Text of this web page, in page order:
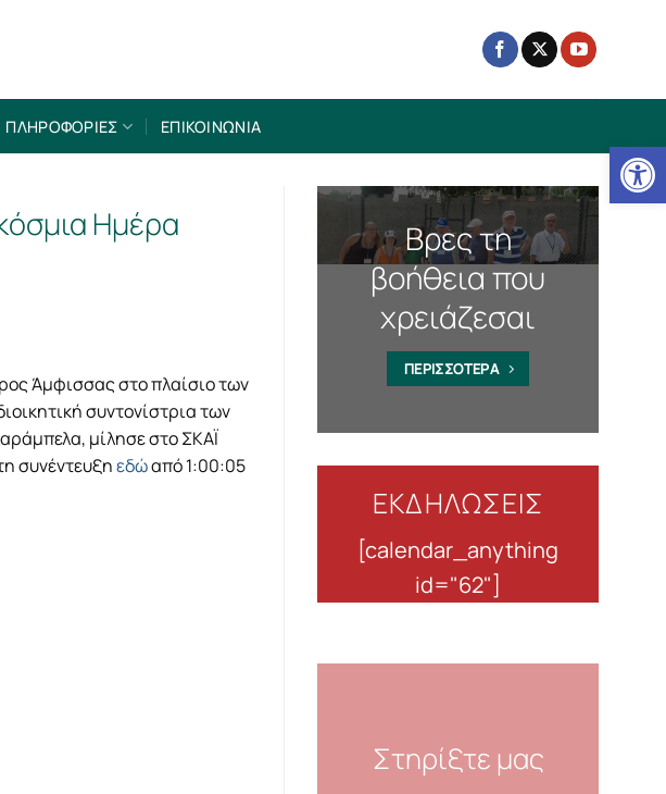
ΠΛΗΡΟΦΟΡΙΕΣ ΕΠΙΚΟΙΝΩΝΙΑ
Ημέρα
Άμφισσας στο πλαίσιο των
συντονίστρια των
μίλησε στο ΣΚΑΪ
συνέντευξηεδώαπό 1:00:05
Βρες τη
βοήθεια που
χρειάζεσαι
ΠΕΡΙΣΣΟΤΕΡΑ
ΕΚΔΗΛΩΣΕΙΣ
[calendar_anything
id="62"]
Στηρίξτε μας